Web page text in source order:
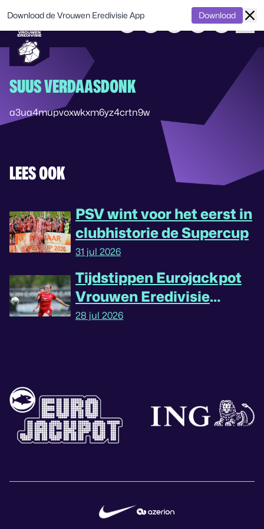
SUUS VERDAASDONK
a3ua4mupvoxwkxm6yz4crtn9w
LEES OOK
PSV wint voor het eerst in
clubhistorie de Supercup
31 jul 2026
Tijdstippen Eurojackpot
Vrouwen Eredivisie
omgedraaid
28 jul 2026
Download de Vrouwen Eredivisie App Download